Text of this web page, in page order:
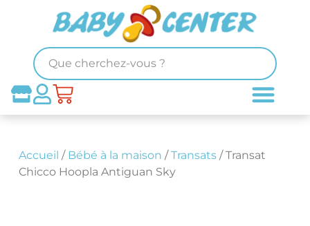
Accueil / Bébé à la maison /Transats/ Transat
Chicco Hoopla Antiguan Sky